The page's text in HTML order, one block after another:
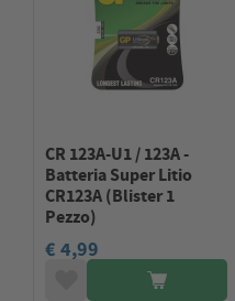
CR 123A-U1 / 123A -
Batteria Super Litio
CR123A (Blister 1
Pezzo)
€ 4,99